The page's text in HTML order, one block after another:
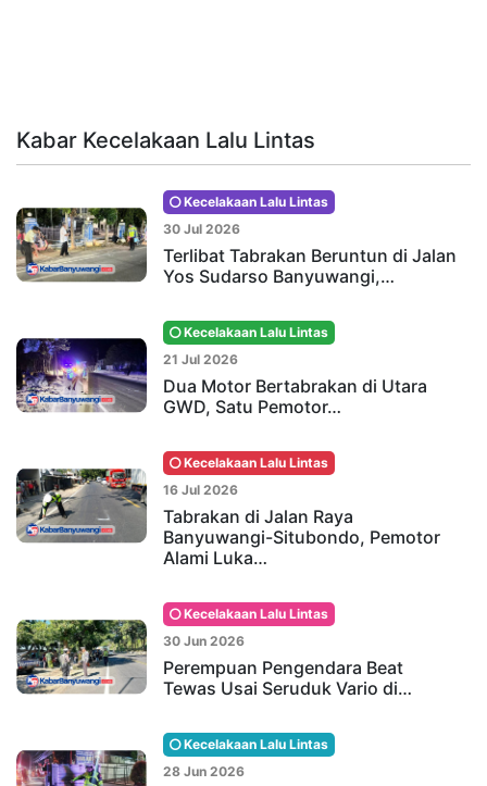
Kabar Kecelakaan Lalu Lintas
Kecelakaan Lalu Lintas
30 Jul 2026
Terlibat Tabrakan Beruntun di Jalan
Yos Sudarso Banyuwangi,…
Kecelakaan Lalu Lintas
21 Jul 2026
Dua Motor Bertabrakan di Utara
GWD, Satu Pemotor…
Kecelakaan Lalu Lintas
16 Jul 2026
Tabrakan di Jalan Raya
Banyuwangi-Situbondo, Pemotor
Alami Luka…
Kecelakaan Lalu Lintas
30 Jun 2026
Perempuan Pengendara Beat
Tewas Usai Seruduk Vario di…
Kecelakaan Lalu Lintas
28 Jun 2026